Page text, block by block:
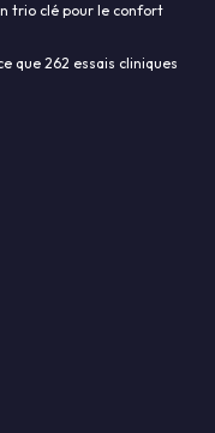
trio clé pour le confort
que 262 essais cliniques